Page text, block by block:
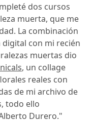
dos cursos
muerta, que me
La combinación
con mi recién
muertas dio
, un collage
reales con
de mi archivo de
todo ello
Durero."